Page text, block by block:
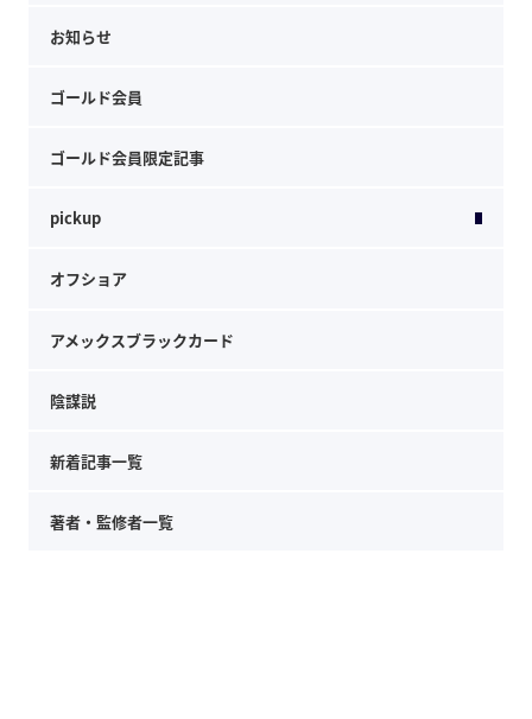
お知らせ
ゴールド会員
ゴールド会員限定記事
pickup
オフショア
アメックスブラックカード
陰謀説
新着記事一覧
著者・監修者一覧